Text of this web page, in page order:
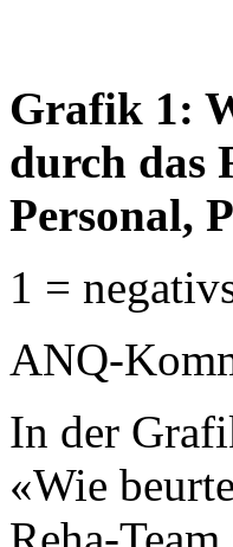
Grafik 1:
durch das
Personal,
1 =
ANQ-
In der
«Wie